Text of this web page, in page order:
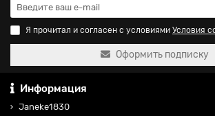
Я прочитал и согласен с условиями Условия
Оформить подписку
Информация
Janeke1830